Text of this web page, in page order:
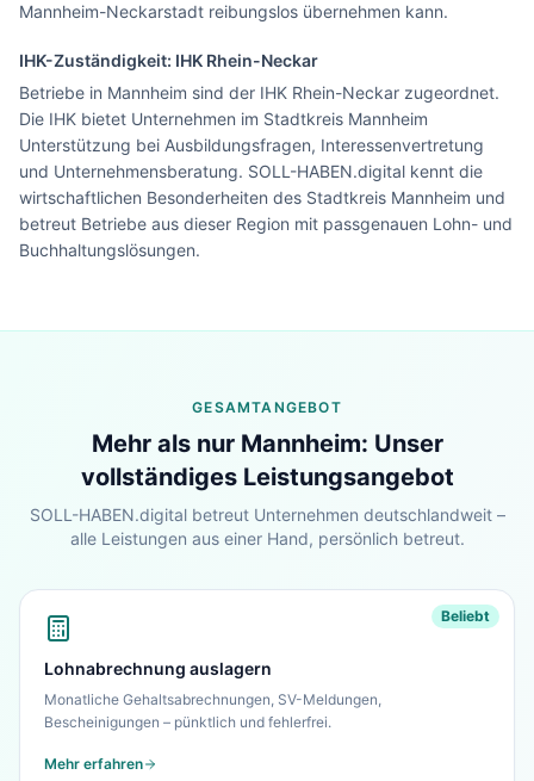
Unternehmen – in 30 Sekunden alles auf einen
Blick.
Zur Startseite
Mannheim-Neckarstadt reibungslos übernehmen kann.
IHK-Zuständigkeit: IHK Rhein-Neckar
Betriebe in Mannheim sind der IHK Rhein-Neckar zugeordnet.
Die IHK bietet Unternehmen im Stadtkreis Mannheim
Unterstützung bei Ausbildungsfragen, Interessenvertretung
und Unternehmensberatung. SOLL-HABEN.digital kennt die
wirtschaftlichen Besonderheiten des Stadtkreis Mannheim und
betreut Betriebe aus dieser Region mit passgenauen Lohn- und
Buchhaltungslösungen.
GESAMTANGEBOT
Mehr als nur Mannheim: Unser
vollständiges Leistungsangebot
SOLL-HABEN.digital betreut Unternehmen deutschlandweit –
alle Leistungen aus einer Hand, persönlich betreut.
Beliebt
Lohnabrechnung auslagern
Monatliche Gehaltsabrechnungen, SV-Meldungen,
Bescheinigungen – pünktlich und fehlerfrei.
Mehr erfahren